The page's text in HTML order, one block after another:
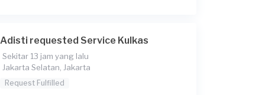
Adisti requested Service Kulkas
Sekitar 13 jam yang lalu
Jakarta Selatan, Jakarta
Request Fulfilled